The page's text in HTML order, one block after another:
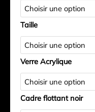
Taille
Verre Acrylique
Cadre flottant noir
Swiss
view
on
Leman
(Vaud
-
Suisse)